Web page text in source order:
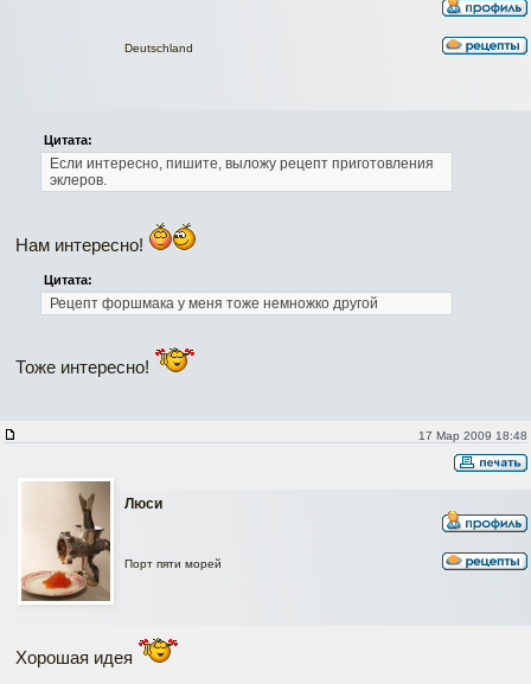
Deutschland
Цитата:
Если интересно, пишите, выложу рецепт приготовления
эклеров.
Нам интересно!
Цитата:
Рецепт форшмака у меня тоже немножко другой
Тоже интересно!
17 Мар 2009 18:48
Люси
Порт пяти морей
Хорошая идея